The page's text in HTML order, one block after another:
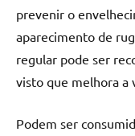
prevenir o
aparecimento de
regular pode ser
visto que melhora a
Podem ser